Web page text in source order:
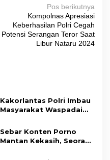
Pos berikutnya
Kompolnas Apresiasi
Keberhasilan Polri Cegah
Potensi Serangan Teror Saat
Libur Nataru 2024
Kakorlantas Polri Imbau
Masyarakat Waspadai
Baru
Sebar Konten Porno
Mantan Kekasih, Seorang